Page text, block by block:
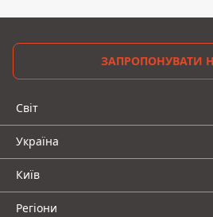
ЗАПРОПОНУВАТИ
Світ
Україна
Київ
Регіони